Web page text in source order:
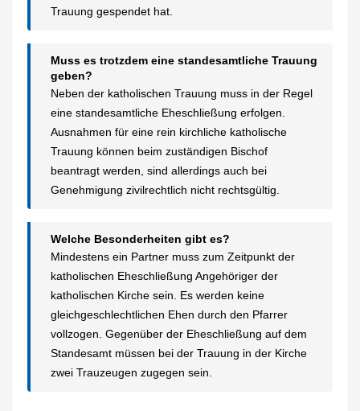
Trauung gespendet hat.
Muss es trotzdem eine standesamtliche Trauung
geben?
Neben der katholischen Trauung muss in der Regel
eine standesamtliche Eheschließung erfolgen.
Ausnahmen für eine rein kirchliche katholische
Trauung können beim zuständigen Bischof
beantragt werden, sind allerdings auch bei
Genehmigung zivilrechtlich nicht rechtsgültig.
Welche Besonderheiten gibt es?
Mindestens ein Partner muss zum Zeitpunkt der
katholischen Eheschließung Angehöriger der
katholischen Kirche sein. Es werden keine
gleichgeschlechtlichen Ehen durch den Pfarrer
vollzogen. Gegenüber der Eheschließung auf dem
Standesamt müssen bei der Trauung in der Kirche
zwei Trauzeugen zugegen sein.